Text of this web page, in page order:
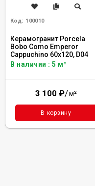
Код: 100010
Керамогранит Porcela
Bobo Como Emperor
Cappuchino 60x120, D04
В наличии : 5 м²
3 100 ₽/м²
В корзину